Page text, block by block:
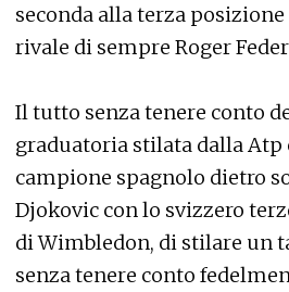
seconda alla terza
rivale di sempre Roger
Il tutto senza tenere conto
graduatoria stilata dalla Atp
campione spagnolo dietro
Djokovic con lo svizzero
di Wimbledon, di stilare un
senza tenere conto